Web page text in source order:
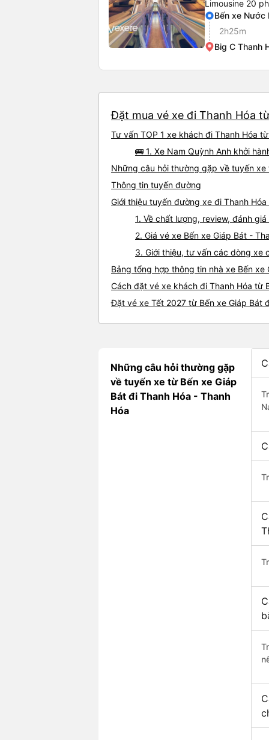
Limousine 20
Bến xe Nước
2h25m
Big C Thanh
Đặt mua vé xe đi Thanh Hóa
Tư vấn TOP 1 xe khách đi Thanh Hóa
🚌 1. Xe Nam Quỳnh Anh khởi
Những câu hỏi thường gặp về tuyến xe
Thông tin tuyến đường
Giới thiệu tuyến đường xe đi Thanh
1. Về chất lượng, review, đánh
2. Giá vé xe Bến xe Giáp Bát -
3. Giới thiệu, tư vấn các dòng xe
Bảng tổng hợp thông tin nhà xe Bến xe
Cách đặt vé xe khách đi Thanh Hóa từ
Đặt vé xe Tết 2027 từ Bến xe Giáp Bát
Những câu hỏi thường gặp
về tuyến xe từ Bến xe Giáp
Bát đi Thanh Hóa - Thanh
Hóa